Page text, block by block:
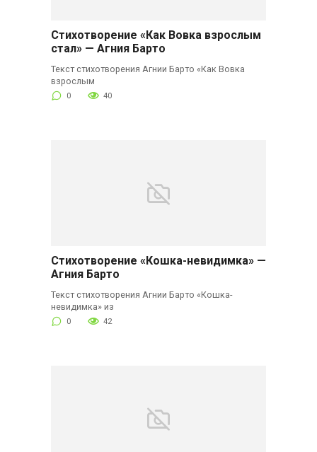
Стихотворение «Как Вовка взрослым
стал» — Агния Барто
Текст стихотворения Агнии Барто «Как Вовка
взрослым
0 40
Стихотворение «Кошка-невидимка» —
Агния Барто
Текст стихотворения Агнии Барто «Кошка-
невидимка» из
0 42